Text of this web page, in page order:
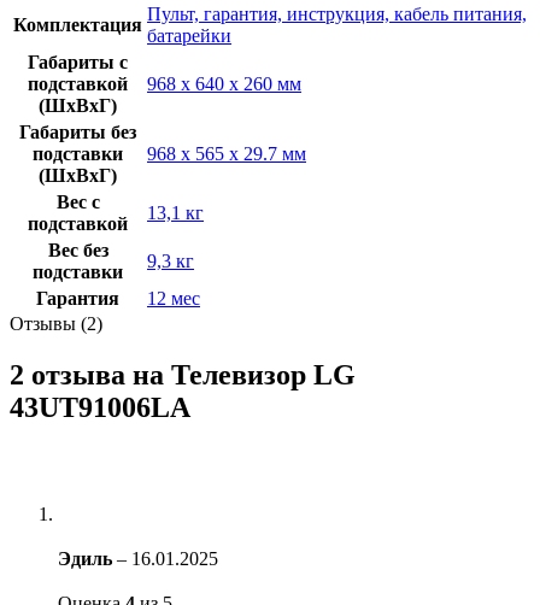
Комплектация
Пульт, гарантия, инструкция, кабель питания,
батарейки
Габариты с
подставкой
(ШxВxГ)
968 x 640 x 260 мм
Габариты без
подставки
(ШxВxГ)
968 x 565 x 29.7 мм
Вес с
подставкой
13,1 кг
Вес без
подставки
9,3 кг
Гарантия
12 мес
Отзывы (2)
2 отзыва на Телевизор LG
43UT91006LA
Эдиль – 16.01.2025